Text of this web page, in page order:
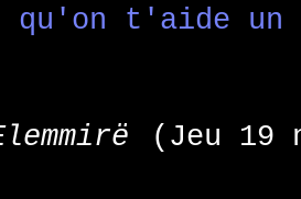
qu'on t'aide un
(Jeu 19